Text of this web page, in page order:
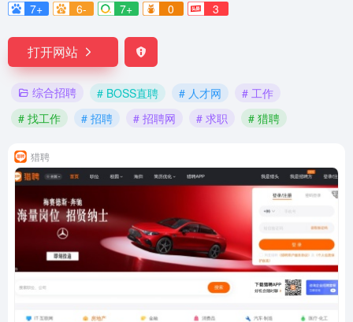
7+
6- 7+ 0 3
打开网站
综合招聘 # BOSS直聘 # 人才网
# 工作
# 找工作
# 招聘 # 招聘网 # 求职 # 猎聘
猎聘